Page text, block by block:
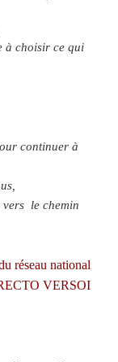
à choisir ce qui
continuer à
vers le chemin
réseau national
VERSOI